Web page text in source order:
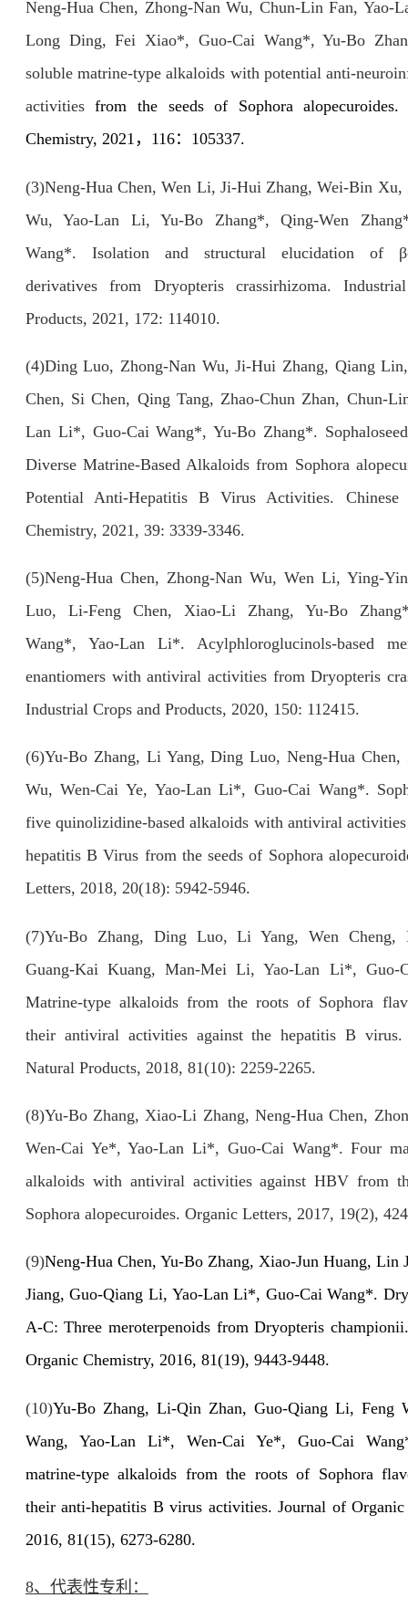
Neng-Hua Chen, Zhong-Nan Wu, Chun-Lin Fan, Yao-
Long Ding, Fei Xiao*, Guo-Cai Wang*, Yu-Bo
soluble matrine-type alkaloids with potential anti-
activitiesfrom the seeds of Sophora alopecuroides.
Chemistry, 2021 ， 116： 105337.
(3)Neng-Hua Chen, Wen Li, Ji-Hui Zhang, Wei-Bin Xu,
Wu, Yao-Lan Li, Yu-Bo Zhang*, Qing-Wen
Wang*. Isolation and structural elucidation of β-
derivatives from Dryopteris crassirhizoma.
Products, 2021, 172: 114010.
(4)Ding Luo, Zhong-Nan Wu, Ji-Hui Zhang, Qiang
Chen, Si Chen, Qing Tang, Zhao-Chun Zhan, Chun-
Lan Li*, Guo-Cai Wang*, Yu-Bo Zhang*.
Diverse Matrine-Based Alkaloids from Sophora
Potential Anti-Hepatitis B Virus Activities. Chinese
Chemistry, 2021, 39: 3339-3346.
(5)Neng-Hua Chen, Zhong-Nan Wu, Wen Li, Ying-
Luo, Li-Feng Chen, Xiao-Li Zhang, Yu-Bo
Wang*, Yao-Lan Li*. Acylphloroglucinols-based
enantiomers with antiviral activities from Dryopteris
Industrial Crops and Products, 2020, 150: 112415.
(6)Yu-Bo Zhang, Li Yang, Ding Luo, Neng-Hua Chen,
Wu, Wen-Cai Ye, Yao-Lan Li*, Guo-Cai Wang*.
five quinolizidine-based alkaloids with antiviral activities
hepatitis B Virus from the seeds of Sophora
Letters, 2018, 20(18): 5942-5946.
(7)Yu-Bo Zhang, Ding Luo, Li Yang, Wen Cheng,
Guang-Kai Kuang, Man-Mei Li, Yao-Lan Li*, Guo-
Matrine-type alkaloids from the roots of Sophora
their antiviral activities against the hepatitis B
Natural Products, 2018, 81(10): 2259-2265.
(8)Yu-Bo Zhang, Xiao-Li Zhang, Neng-Hua Chen,
Wen-Cai Ye*, Yao-Lan Li*, Guo-Cai Wang*. Four
alkaloids with antiviral activities against HBV from
Sophora alopecuroides. Organic Letters, 2017, 19(2),
(9)Neng-Hua Chen, Yu-Bo Zhang, Xiao-Jun Huang, Lin
Jiang, Guo-Qiang Li, Yao-Lan Li*, Guo-Cai Wang*.
A-C: Three meroterpenoids from Dryopteris
Organic Chemistry, 2016, 81(19), 9443-9448.
(10)Yu-Bo Zhang, Li-Qin Zhan, Guo-Qiang Li, Feng
Wang, Yao-Lan Li*, Wen-Cai Ye*, Guo-Cai
matrine-type alkaloids from the roots of Sophora
their anti-hepatitis B virus activities. Journal of
2016, 81(15), 6273-6280.
8、代表性专利：